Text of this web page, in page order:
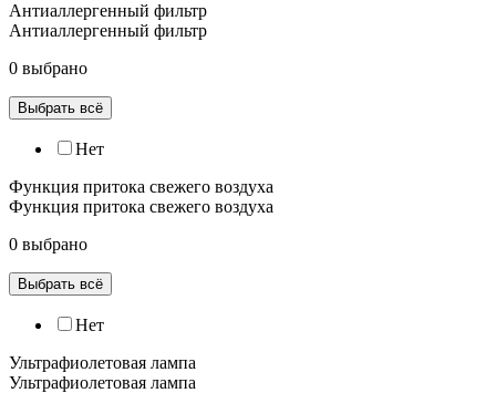
Антиаллергенный фильтр
Антиаллергенный фильтр
0 выбрано
Выбрать всё
Нет
Функция притока свежего воздуха
Функция притока свежего воздуха
0 выбрано
Выбрать всё
Нет
Ультрафиолетовая лампа
Ультрафиолетовая лампа